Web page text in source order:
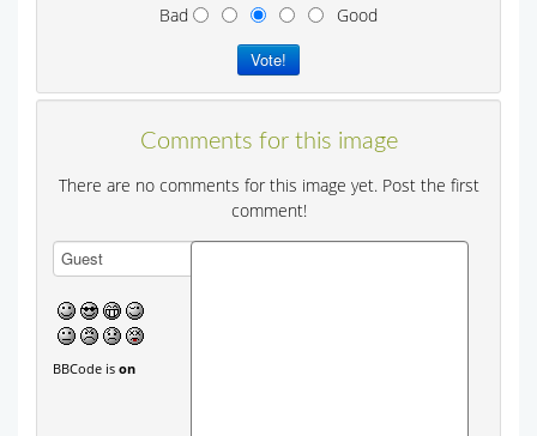
Bad Good
Comments for this image
There are no comments for this image yet. Post the first
comment!
BBCode ison